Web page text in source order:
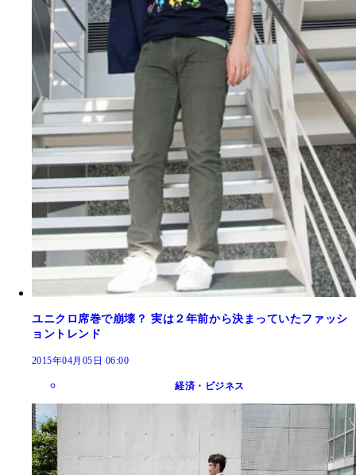
ユニクロ席巻で崩壊？ 実は２年前から決まっていたファッシ
ョントレンド
2015年04月05日 06:00
経済・ビジネス